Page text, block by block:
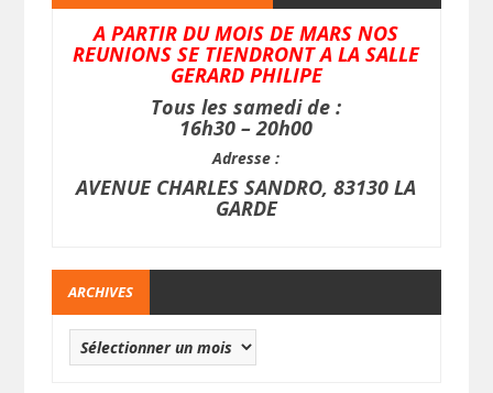
A PARTIR DU MOIS DE MARS NOS
REUNIONS SE TIENDRONT A LA SALLE
GERARD PHILIPE
Tous les samedi de :
16h30 – 20h00
Adresse :
AVENUE CHARLES SANDRO, 83130 LA
GARDE
ARCHIVES